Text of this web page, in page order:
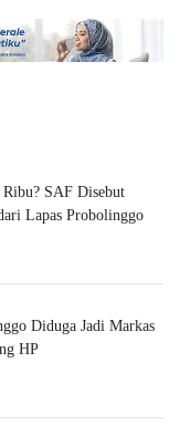
SAF Disebut
Lapas Probolinggo
Diduga Jadi Markas
HP